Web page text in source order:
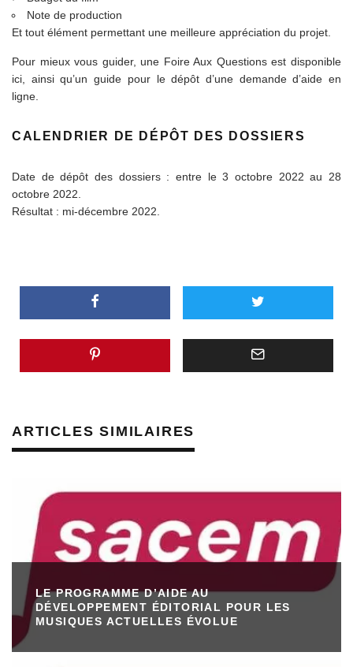
Note de production
Et tout élément permettant une meilleure appréciation du projet.
Pour mieux vous guider, une Foire Aux Questionsest disponible
ici, ainsi qu’unguide pour le dépôt d’une demande d’aide en
ligne.
CALENDRIER DE DÉPÔT DES DOSSIERS
Date de dépôt des dossiers : entre le 3 octobre 2022 au 28
octobre 2022.
Résultat : mi-décembre 2022.
ARTICLES SIMILAIRES
LE PROGRAMME D’AIDE AU
DÉVELOPPEMENT ÉDITORIAL POUR LES
MUSIQUES ACTUELLES ÉVOLUE